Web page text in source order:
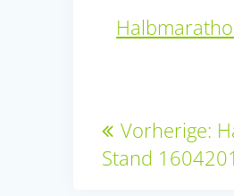
Vorherige:
Stand